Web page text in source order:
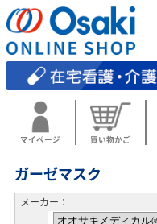
マイページ 買い物かご
ガーゼマスク
メーカー：